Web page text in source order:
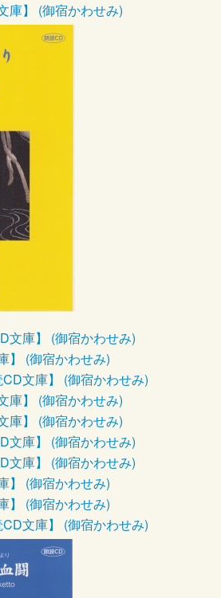
庫】 (御宿かわせみ)
文庫】 (御宿かわせみ)
】 (御宿かわせみ)
文庫】 (御宿かわせみ)
庫】 (御宿かわせみ)
庫】 (御宿かわせみ)
文庫】 (御宿かわせみ)
文庫】 (御宿かわせみ)
】 (御宿かわせみ)
】 (御宿かわせみ)
文庫】 (御宿かわせみ)